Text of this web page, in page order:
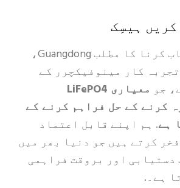
ہیسِک
Haisic کا انتخاب کرنا کا مطلب Guangdong،
کار مینوفیکچرر کے
جو
معیاری LiFePO4
کرنے کے حل فراہم کرنے کے
ہے. ہم اپنے قابل اعتماد
کرتے ہیں جو دنیا بھر میں
دستیابی اور بروقت فراہمی
ہے۔.